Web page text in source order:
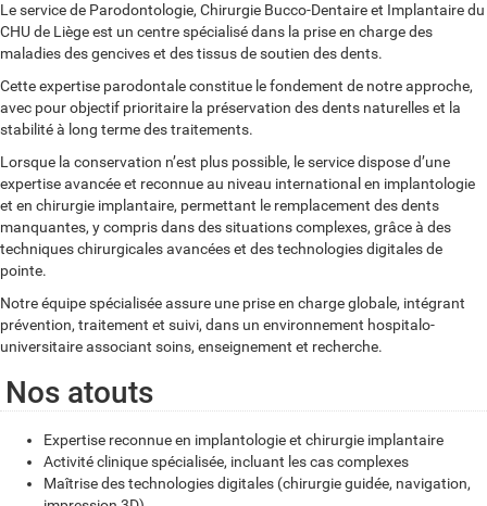
Le service de Parodontologie, Chirurgie Bucco-Dentaire et Implantaire du
CHU de Liège est un centre spécialisé dans la prise en charge des
maladies des gencives et des tissus de soutien des dents.
Cette expertise parodontale constitue le fondement de notre approche,
avec pour objectif prioritaire la préservation des dents naturelles et la
stabilité à long terme des traitements.
Lorsque la conservation n’est plus possible, le service dispose d’une
expertise avancée et reconnue au niveau international en implantologie
et en chirurgie implantaire, permettant le remplacement des dents
manquantes, y compris dans des situations complexes, grâce à des
techniques chirurgicales avancées et des technologies digitales de
pointe.
Notre équipe spécialisée assure une prise en charge globale, intégrant
prévention, traitement et suivi, dans un environnement hospitalo-
universitaire associant soins, enseignement et recherche.
Nos atouts
Expertise reconnue en implantologie et chirurgie implantaire
Activité clinique spécialisée, incluant les cas complexes
Maîtrise des technologies digitales (chirurgie guidée, navigation,